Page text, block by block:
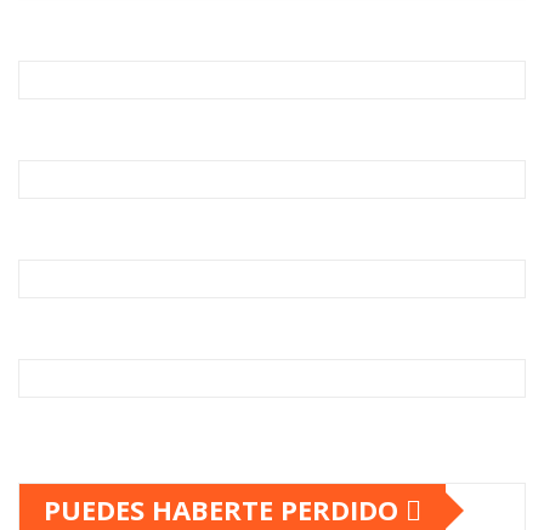
PUEDES HABERTE PERDIDO